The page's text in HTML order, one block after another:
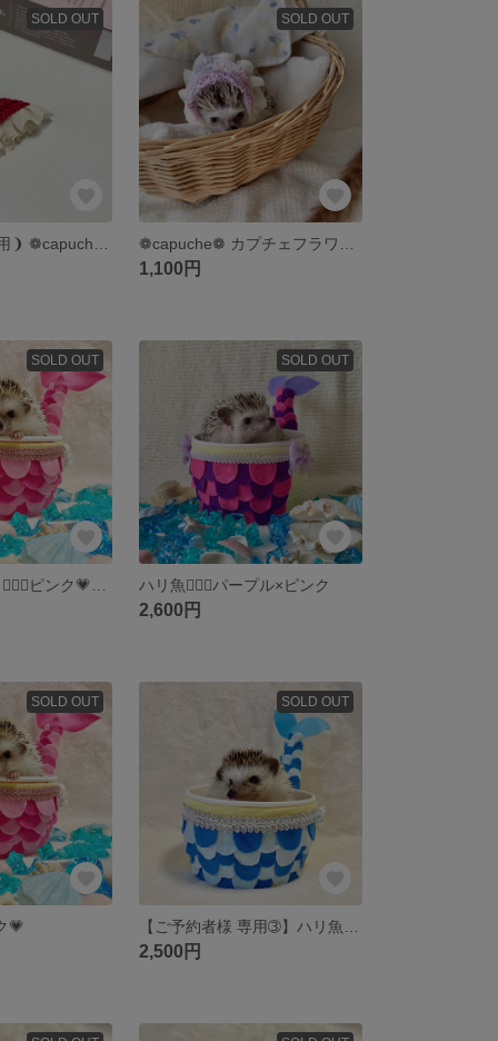
SOLD OUT SOLD OUT
1,100円
SOLD OUT SOLD OUT
ハリ魚🧜🏻‍♀️パープル×ピンク
2,600円
SOLD OUT
💗
SOLD OUT
2,500円